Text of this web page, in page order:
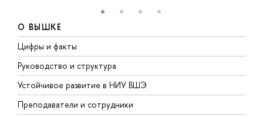
О ВЫШКЕ
Цифры и факты
Руководство и структура
Устойчивое развитие в НИУ ВШЭ
Преподаватели и сотрудники